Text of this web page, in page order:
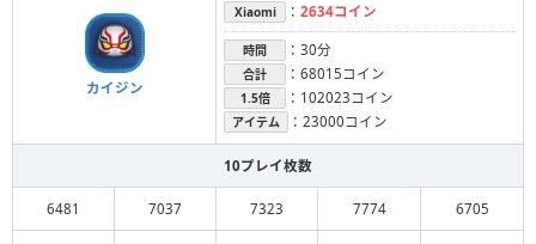
カイジン
Xiaomi ： 2634コイン
時間 ：30分
合計 ：68015コイン
1.5倍 ：102023コイン
アイテム ：23000コイン
10プレイ枚数
6481 7037 7323 7774 6705